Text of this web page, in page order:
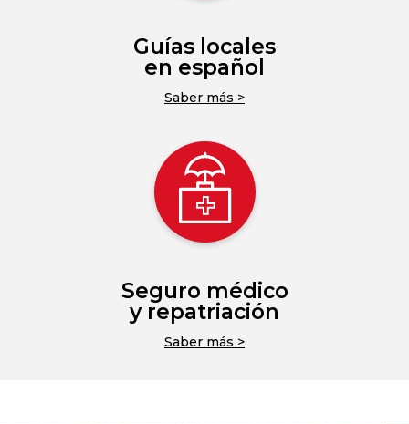
Guías locales
en español
Saber más >
Seguro médico
y repatriación
Saber más >